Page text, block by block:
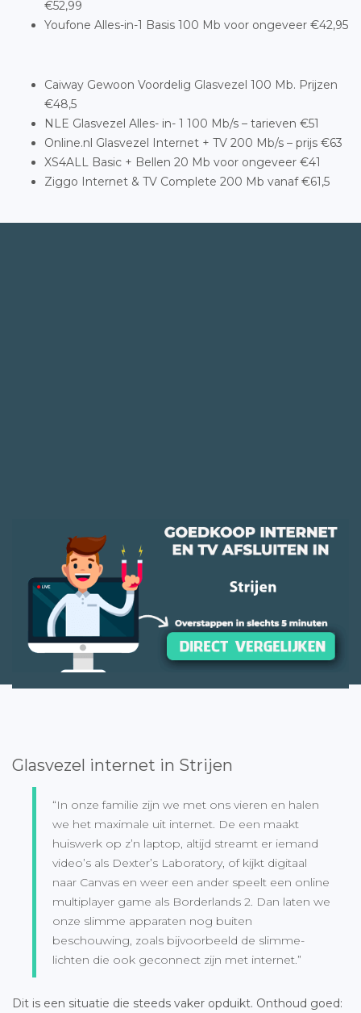
€52,99
Youfone Alles-in-1 Basis 100 Mb voor ongeveer €42,95
Caiway Gewoon Voordelig Glasvezel 100 Mb. Prijzen
€48,5
NLE Glasvezel Alles- in- 1 100 Mb/s – tarieven €51
Online.nl Glasvezel Internet + TV 200 Mb/s – prijs €63
XS4ALL Basic + Bellen 20 Mb voor ongeveer €41
Ziggo Internet & TV Complete 200 Mb vanaf €61,5
Glasvezel internet in Strijen
“In onze familie zijn we met ons vieren en halen
we het maximale uit internet. De een maakt
huiswerk op z’n laptop, altijd streamt er iemand
video’s als Dexter’s Laboratory, of kijkt digitaal
naar Canvas en weer een ander speelt een online
multiplayer game als Borderlands 2. Dan laten we
onze slimme apparaten nog buiten
beschouwing, zoals bijvoorbeeld de slimme-
lichten die ook geconnect zijn met internet.”
Dit is een situatie die steeds vaker opduikt. Onthoud goed: